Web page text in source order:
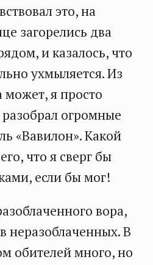
это, на
загорелись два
и казалось, что
ухмыляется. Из
может, я просто
огромные
«Вавилон». Какой
что я сверг бы
если бы мог!
вора,
неразоблаченных. В
обителей много, но